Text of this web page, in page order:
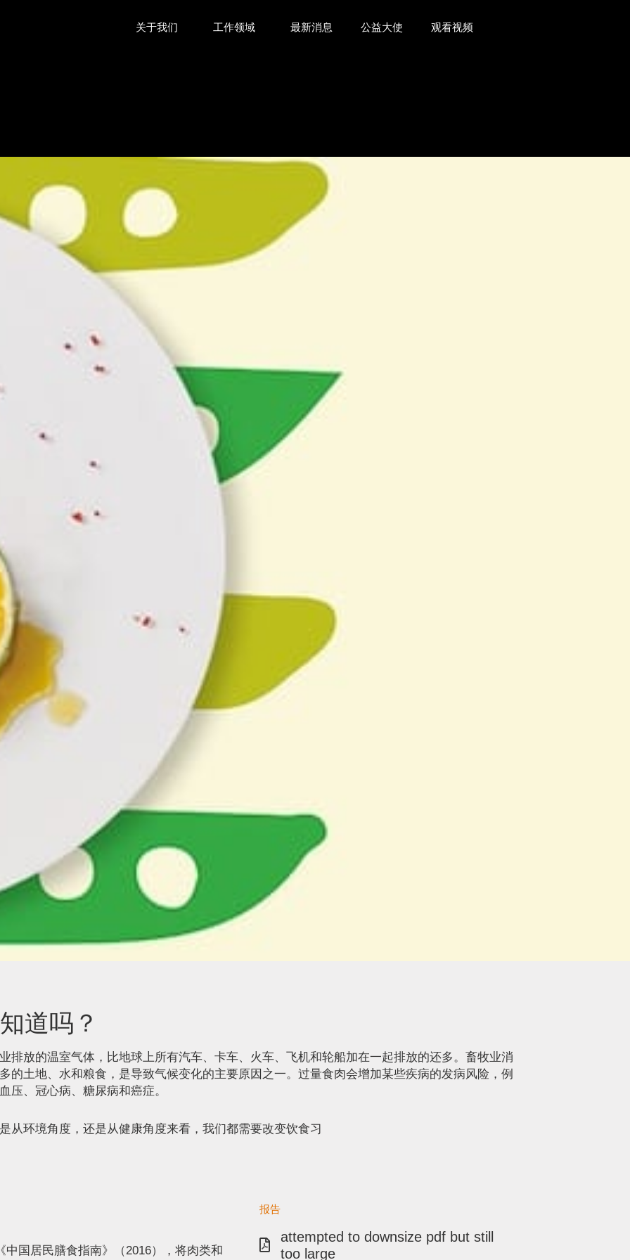
关于我们 工作领域 最新消息 公益大使 观看视频
道吗？
排放的温室气体，比地球上所有汽车、卡车、火车、飞机和轮船加在一起排放的还多。畜牧业消
的土地、水和粮食，是导致气候变化的主要原因之一。过量食肉会增加某些疾病的发病风险，例
压、冠心病、糖尿病和癌症。
从环境角度，还是从健康角度来看，我们都需要改变饮食习
国居民膳食指南》（2016），将肉类和
报告
attempted to downsize pdf but still
too large